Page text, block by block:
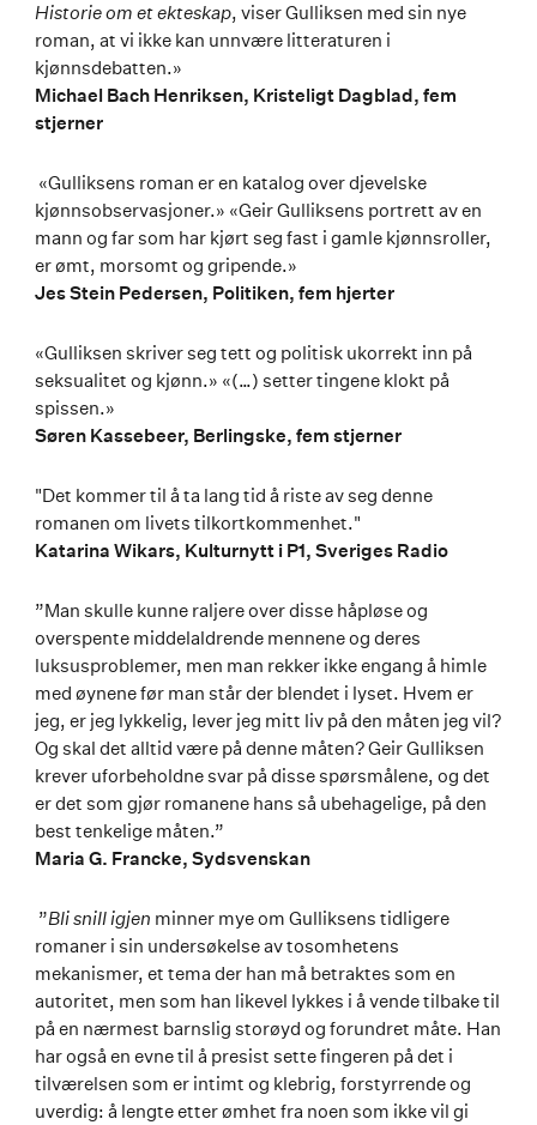
Historie om et ekteskap, viser Gulliksen med sin nye
roman, at vi ikke kan unnvære litteraturen i
kjønnsdebatten.»
Michael Bach Henriksen, Kristeligt Dagblad, fem
stjerner
«Gulliksens roman er en katalog over djevelske
kjønnsobservasjoner.» «Geir Gulliksens portrett av en
mann og far som har kjørt seg fast i gamle kjønnsroller,
er ømt, morsomt og gripende.»
Jes Stein Pedersen, Politiken, fem hjerter
«Gulliksen skriver seg tett og politisk ukorrekt inn på
seksualitet og kjønn.» «(…) setter tingene klokt på
spissen.»
Søren Kassebeer, Berlingske, fem stjerner
"Det kommer til å ta lang tid å riste av seg denne
romanen om livets tilkortkommenhet."
Katarina Wikars, Kulturnytt i P1, Sveriges Radio
”Man skulle kunne raljere over disse håpløse og
overspente middelaldrende mennene og deres
luksusproblemer, men man rekker ikke engang å himle
med øynene før man står der blendet i lyset. Hvem er
jeg, er jeg lykkelig, lever jeg mitt liv på den måten jeg vil?
Og skal det alltid være på denne måten? Geir Gulliksen
krever uforbeholdne svar på disse spørsmålene, og det
er det som gjør romanene hans så ubehagelige, på den
best tenkelige måten.”
Maria G. Francke, Sydsvenskan
”Bli snill igjen minner mye om Gulliksens tidligere
romaner i sin undersøkelse av tosomhetens
mekanismer, et tema der han må betraktes som en
autoritet, men som han likevel lykkes i å vende tilbake til
på en nærmest barnslig storøyd og forundret måte. Han
har også en evne til å presist sette fingeren på det i
tilværelsen som er intimt og klebrig, forstyrrende og
uverdig: å lengte etter ømhet fra noen som ikke vil gi